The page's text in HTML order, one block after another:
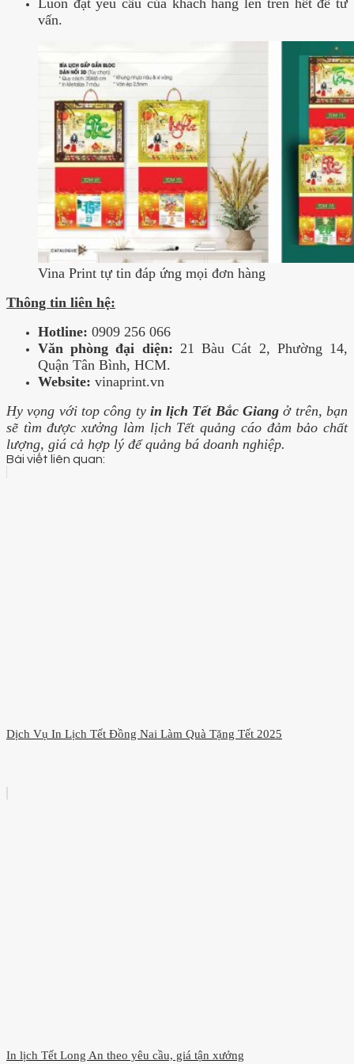
vấn.
Vina Print tự tin đáp ứng mọi đơn hàng
Thông tin liên hệ:
Hotline: 0909 256 066
Văn phòng đại diện: 21 Bàu Cát 2, Phường 14,
Quận Tân Bình, HCM.
Website: vinaprint.vn
Hy vọng với top công ty in lịch Tết Bắc Giang ở trên, bạn
sẽ tìm được xưởng làm lịch Tết quảng cáo đảm bảo chất
lượng, giá cả hợp lý để quảng bá doanh nghiệp.
Bài viết liên quan:
Dịch Vụ In Lịch Tết Đồng Nai Làm Quà Tặng Tết 2025
In lịch Tết Long An theo yêu cầu, giá tận xưởng